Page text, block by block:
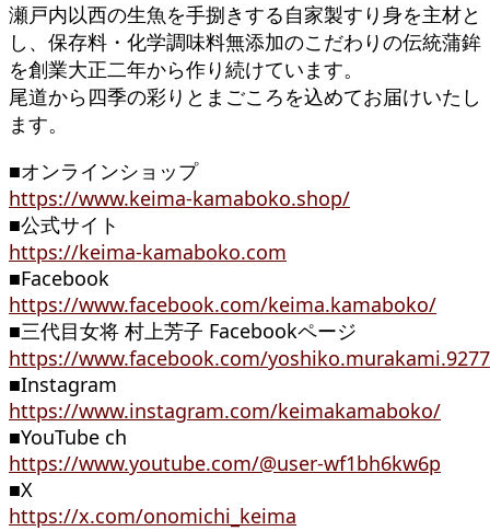
瀬戸内以西の生魚を手捌きする自家製すり身を主材と
し、保存料・化学調味料無添加のこだわりの伝統蒲鉾
を創業大正二年から作り続けています。
尾道から四季の彩りとまごころを込めてお届けいたし
ます。
■オンラインショップ
https://www.keima-kamaboko.shop/
■公式サイト
https://keima-kamaboko.com
■Facebook
https://www.facebook.com/keima.kamaboko/
■三代目女将 村上芳子 Facebookページ
https://www.facebook.com/
■Instagram
https://www.instagram.com/keimakamaboko/
■YouTube ch
https://www.youtube.com/@user-wf1bh6kw6p
■X
https://x.com/onomichi_keima